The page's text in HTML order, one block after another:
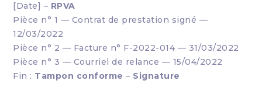
[Date] – RPVA
Pièce n° 1 — Contrat de prestation signé —
12/03/2022
Pièce n° 2 — Facture n° F-2022-014 — 31/03/2022
Pièce n° 3 — Courriel de relance — 15/04/2022
Fin : Tampon conforme – Signature